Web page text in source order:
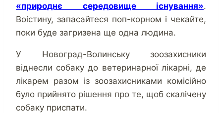
«природнє середовище існування».
Воістину, запасайтеся поп-корном і чекайте,
поки буде загризена ще одна людина.
У Новоград-Волинську зоозахисники
віднесли собаку до ветеринарної лікарні, де
лікарем разом із зоозахисниками комісійно
було прийнято рішення про те, щоб скалічену
собаку приспати.